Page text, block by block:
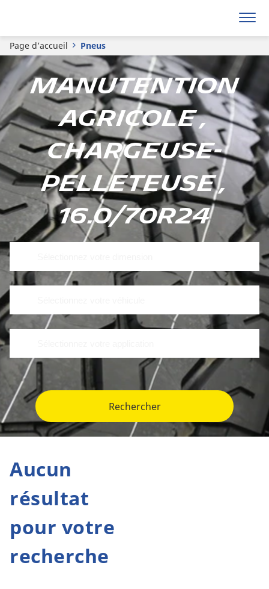
Page d’accueil Pneus
Manutention
agricole ,
Chargeuse-
pelleteuse ,
16.0/70R24
Rechercher
Aucun
résultat
pour votre
recherche